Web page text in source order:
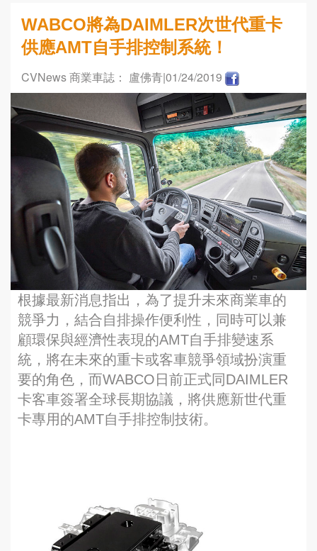
WABCO將為DAIMLER次世代重卡
供應AMT自手排控制系統！
CVNews 商業車誌： 盧佛青|01/24/2019
根據最新消息指出，為了提升未來商業車的
競爭力，結合自排操作便利性，同時可以兼
顧環保與經濟性表現的AMT自手排變速系
統，將在未來的重卡或客車競爭領域扮演重
要的角色，而WABCO日前正式同DAIMLER
卡客車簽署全球長期協議，將供應新世代重
卡專用的AMT自手排控制技術。